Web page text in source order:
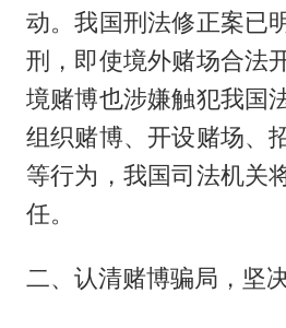
动。我国刑法修正案已
刑，即使境外赌场合法
境赌博也涉嫌触犯我国
组织赌博、开设赌场、
等行为，我国司法机关
任。
二、认清赌博骗局，坚